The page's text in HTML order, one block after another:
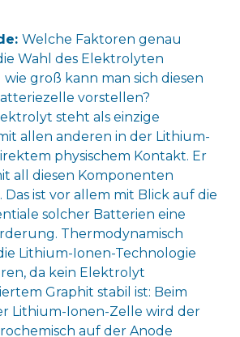
Welche Faktoren genau
Wahl des Elektrolyten
groß kann man sich diesen
vorstellen?
steht als einzige
allen anderen in der Lithium-
physischem Kontakt. Er
all diesen Komponenten
Das ist vor allem mit Blick auf die
solcher Batterien eine
Thermodynamisch
Lithium-Ionen-Technologie
da kein Elektrolyt
Graphit stabil ist: Beim
Lithium-Ionen-Zelle wird der
auf der Anode